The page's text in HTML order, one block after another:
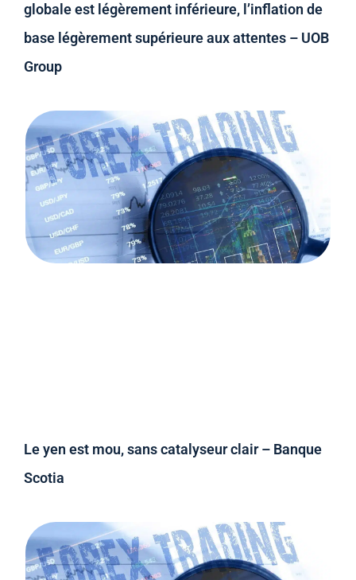
globale est légèrement inférieure, l’inflation de
base légèrement supérieure aux attentes – UOB
Group
Le yen est mou, sans catalyseur clair – Banque
Scotia